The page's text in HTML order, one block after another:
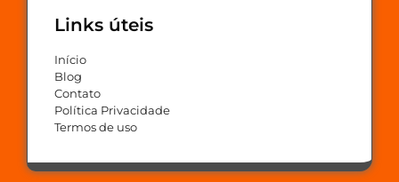
Links úteis
Início
Blog
Contato
Política Privacidade
Termos de uso